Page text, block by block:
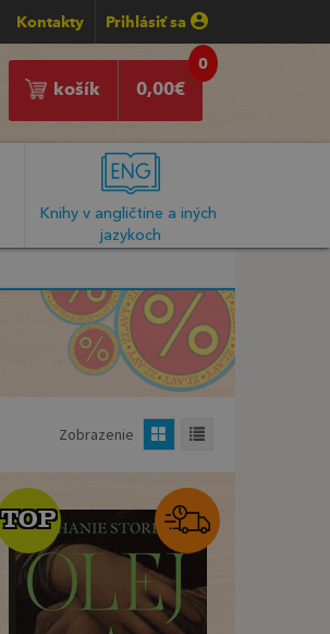
Kontakty Prihlásiť sa
0
0,00€
košík
Knihy v angličtine a iných
jazykoch
Zobrazenie
TOP
TOP